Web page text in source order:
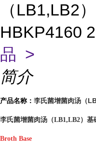
（LB1,LB2
HBKP4160
品 >
简介
产品名称： 李氏菌增菌肉汤（
李氏菌增菌肉汤（LB1,LB2）基
Broth Base